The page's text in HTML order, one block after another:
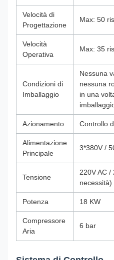
Velocità di
Progettazione
Max: 50
Velocità
Operativa
Max: 35
Condizioni di
Imballaggio
Nessuna
nessuna
in una
Azionamento Controllo
Alimentazione
Principale
3*380V /
Tensione
220V AC /
necessità)
Potenza 18 KW
Compressore
Aria
6 bar